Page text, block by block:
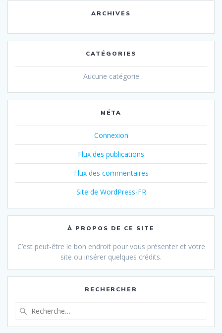
ARCHIVES
CATÉGORIES
Aucune catégorie
MÉTA
Connexion
Flux des publications
Flux des commentaires
Site de WordPress-FR
À PROPOS DE CE SITE
C’est peut-être le bon endroit pour vous présenter et votre
site ou insérer quelques crédits.
RECHERCHER
: